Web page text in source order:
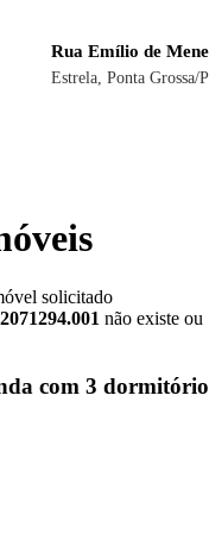
Rua Emílio de
Estrela, Ponta Grossa/
solicitado
não existe ou
com 3